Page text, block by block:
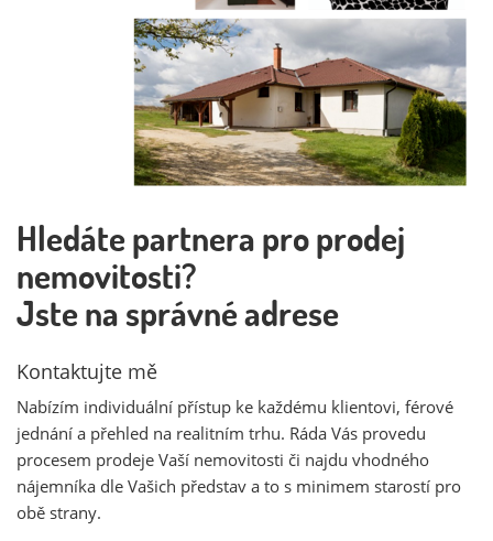
Hledáte partnera pro prodej
nemovitosti?
Jste na správné adrese
Kontaktujte mě
Nabízím individuální přístup ke každému klientovi, férové
jednání a přehled na realitním trhu. Ráda Vás provedu
procesem prodeje Vaší nemovitosti či najdu vhodného
nájemníka dle Vašich představ a to s minimem starostí pro
obě strany.